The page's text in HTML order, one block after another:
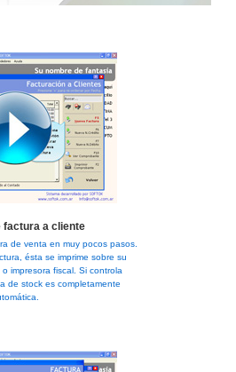
factura a cliente
de venta en muy pocos pasos.
ésta se imprime sobre su
impresora fiscal. Si controla
de stock es completamente